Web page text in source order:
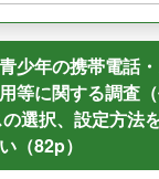
少年の携帯電話
等に関する調査
選択、設定方法
（82p）